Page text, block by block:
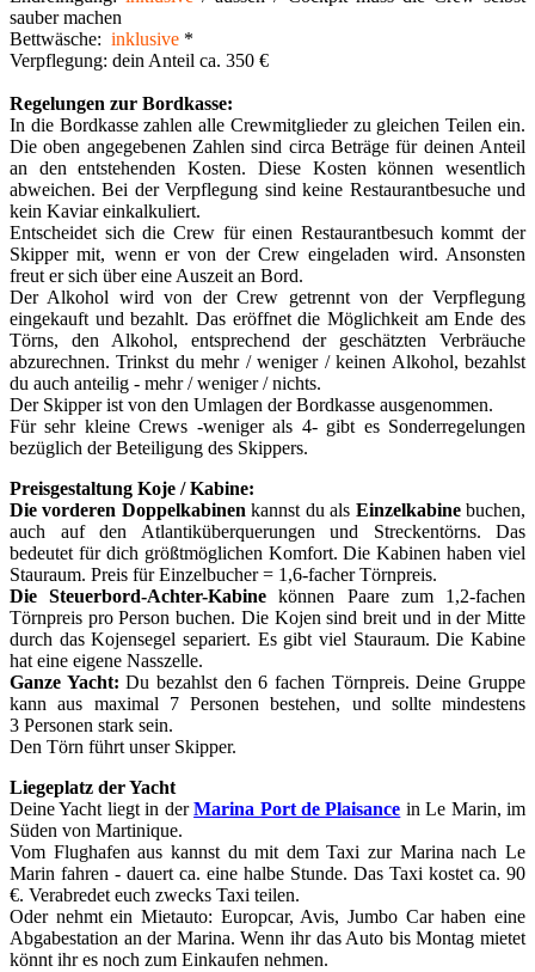
sauber machen
Bettwäsche: inklusive *
Verpflegung: dein Anteil ca. 350 €
Regelungen zur Bordkasse:
In die Bordkasse zahlen alle Crewmitglieder zu gleichen Teilen ein.
Die oben angegebenen Zahlen sind circa Beträge für deinen Anteil
an den entstehenden Kosten. Diese Kosten können wesentlich
abweichen. Bei der Verpflegung sind keine Restaurantbesuche und
kein Kaviar einkalkuliert.
Entscheidet sich die Crew für einen Restaurantbesuch kommt der
Skipper mit, wenn er von der Crew eingeladen wird. Ansonsten
freut er sich über eine Auszeit an Bord.
Der Alkohol wird von der Crew getrennt von der Verpflegung
eingekauft und bezahlt. Das eröffnet die Möglichkeit am Ende des
Törns, den Alkohol, entsprechend der geschätzten Verbräuche
abzurechnen. Trinkst du mehr / weniger / keinen Alkohol, bezahlst
du auch anteilig - mehr / weniger / nichts.
Der Skipper ist von den Umlagen der Bordkasse ausgenommen.
Für sehr kleine Crews -weniger als 4- gibt es Sonderregelungen
bezüglich der Beteiligung des Skippers.
Preisgestaltung Koje / Kabine:
Die vorderen Doppelkabinen kannst du als Einzelkabinebuchen,
auch auf den Atlantiküberquerungen und Streckentörns. Das
bedeutet für dich größtmöglichen Komfort. Die Kabinen haben viel
Stauraum. Preis für Einzelbucher = 1,6-facher Törnpreis.
Die Steuerbord-Achter-Kabine können Paare zum 1,2-fachen
Törnpreis pro Person buchen. Die Kojen sind breit und in der Mitte
durch das Kojensegel separiert. Es gibt viel Stauraum. Die Kabine
hat eine eigene Nasszelle.
Ganze Yacht: Du bezahlst den 6 fachen Törnpreis. Deine Gruppe
kann aus maximal 7 Personen bestehen, und sollte mindestens
3 Personen stark sein.
Den Törn führt unser Skipper.
Liegeplatz der Yacht
Deine Yacht liegt in derMarina Port de Plaisance in Le Marin, im
Süden von Martinique.
Vom Flughafen aus kannst du mit dem Taxi zur Marina nach Le
Marin fahren - dauert ca. eine halbe Stunde. Das Taxi kostet ca. 90
€. Verabredet euch zwecks Taxi teilen.
Oder nehmt ein Mietauto: Europcar, Avis, Jumbo Car haben eine
Abgabestation an der Marina. Wenn ihr das Auto bis Montag mietet
könnt ihr es noch zum Einkaufen nehmen.